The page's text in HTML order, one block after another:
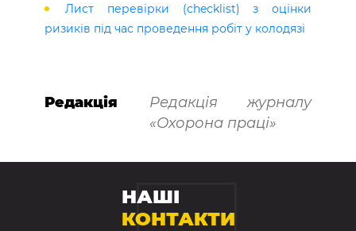
Лист перевірки (checklist) з оцінки
ризиків під час проведення робіт у колодязі
Редакція
Редакція журналу
«Охорона праці»
НАШІ
КОНТАКТИ